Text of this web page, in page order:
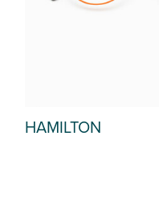
HAMILTON